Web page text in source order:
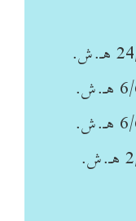
.
.
.
.